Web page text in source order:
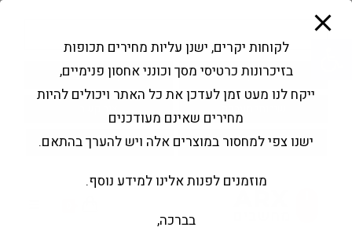
פתח סרגל נגישות
Products
search
החשבון שלי בקשה להצעה
לקוחות יקרים, ישנן עליות מחירים תכופות
בזיכרונות כרטיסי מסך וכונני אחסון פנימיים,
ייקח לנו מעט זמן לעדכן את כל האתר ויכולים להיות
מחירים שאינם מעודכנים
ישנו צפי למחסור במוצרים אלה ויש להערך בהתאם.
מוזמנים לפנות אלינו למידע נוסף.
בברכה,